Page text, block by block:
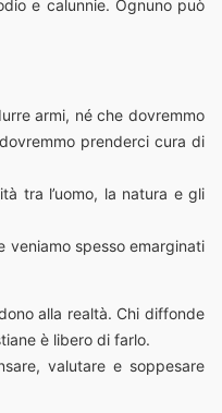
e calunnie. Ognuno può
armi, né che dovremmo
prenderci cura di
tra l’uomo, la natura e gli
veniamo spesso emarginati
alla realtà. Chi diffonde
è libero di farlo.
valutare e soppesare